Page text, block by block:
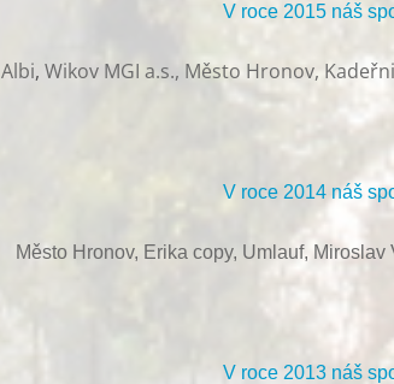
V roce 2015 náš
Albi, Wikov MGI a.s., Město Hronov,
V roce 2014 náš
Město Hronov, Erika copy, Umlauf, Miroslav
V roce 2013 náš